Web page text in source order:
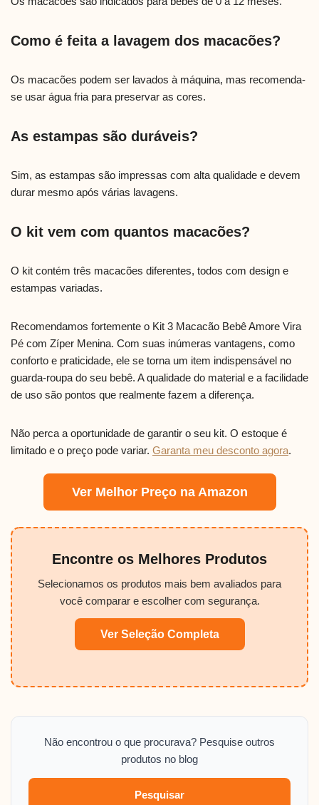
Como é feita a lavagem dos macacões?
Os macacões podem ser lavados à máquina, mas recomenda-
se usar água fria para preservar as cores.
As estampas são duráveis?
Sim, as estampas são impressas com alta qualidade e devem
durar mesmo após várias lavagens.
O kit vem com quantos macacões?
O kit contém três macacões diferentes, todos com design e
estampas variadas.
Recomendamos fortemente o Kit 3 Macacão Bebê Amore Vira
Pé com Zíper Menina. Com suas inúmeras vantagens, como
conforto e praticidade, ele se torna um item indispensável no
guarda-roupa do seu bebê. A qualidade do material e a facilidade
de uso são pontos que realmente fazem a diferença.
Não perca a oportunidade de garantir o seu kit. O estoque é
limitado e o preço pode variar. Garanta meu desconto agora.
Ver Melhor Preço na Amazon
Encontre os Melhores Produtos
Selecionamos os produtos mais bem avaliados para
você comparar e escolher com segurança.
Ver Seleção Completa
Não encontrou o que procurava? Pesquise outros
produtos no blog
Pesquisar